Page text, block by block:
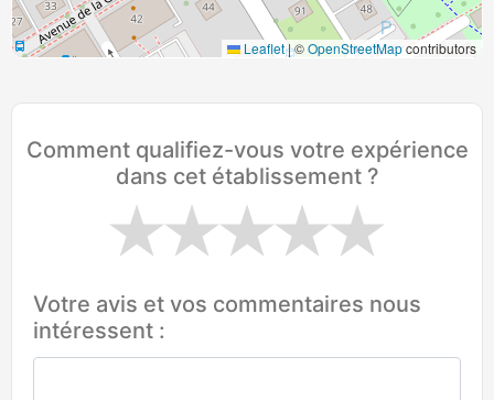
Leaflet|©OpenStreetMapcontributors
Comment qualifiez-vous votre expérience
dans cet établissement ?
Votre avis et vos commentaires nous
intéressent :